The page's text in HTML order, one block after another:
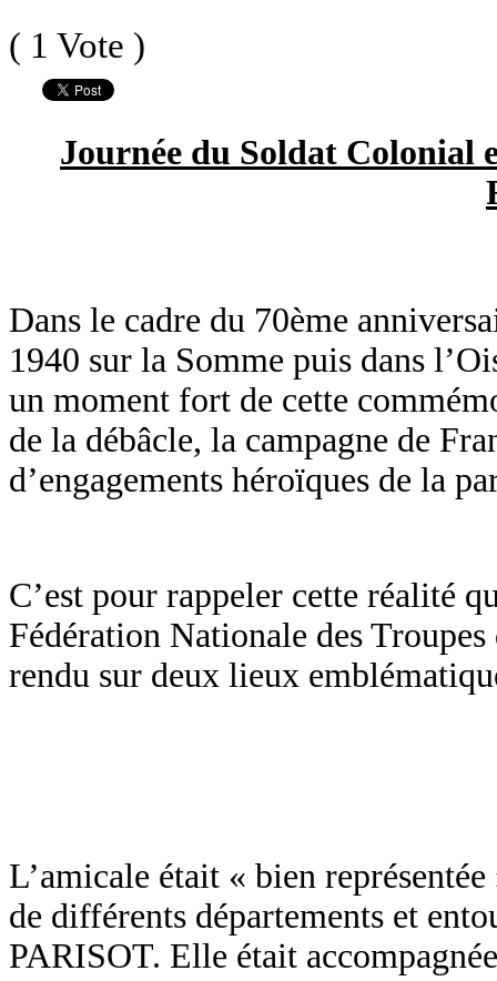
( 1 Vote )
Journée du Soldat Colonial
Dans le cadre du 70ème
1940 sur la Somme puis dans
un moment fort de cette
de la débâcle, la campagne de
d’engagements héroïques de la
C’est pour rappeler cette réalité
Fédération Nationale des
rendu sur deux lieux
L’amicale était « bien
de différents départements et
PARISOT. Elle était